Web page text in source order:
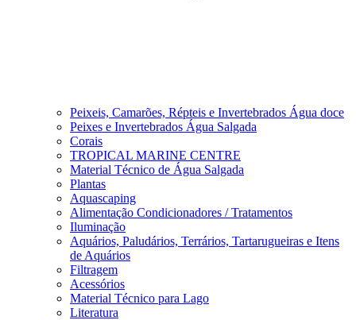
Peixeis, Camarões, Répteis e Invertebrados Água doce
Peixes e Invertebrados Água Salgada
Corais
TROPICAL MARINE CENTRE
Material Técnico de Água Salgada
Plantas
Aquascaping
Alimentação Condicionadores / Tratamentos
Iluminação
Aquários, Paludários, Terrários, Tartarugueiras e Itens
de Aquários
Filtragem
Acessórios
Material Técnico para Lago
Literatura